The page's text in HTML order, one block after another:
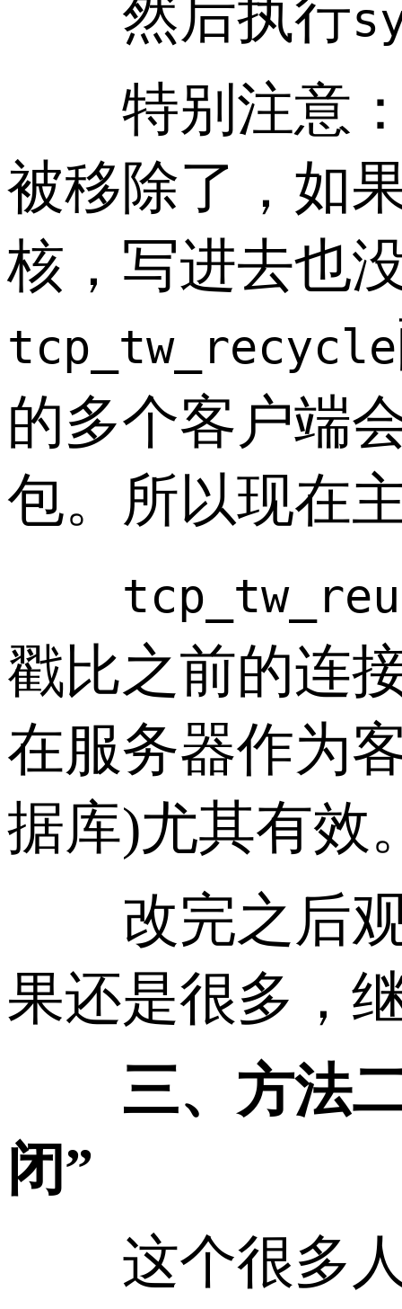
然后执行
特别注意
被移除了，如
核，写进去也
tcp_tw_recycle
的多个客户端
包。所以现在
戳比之前的连
在服务器作为
据库)尤其有效
改完之后观
果还是很多，
三、方法二
闭”
这个很多人